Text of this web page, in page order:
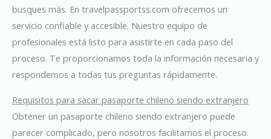
busques más. En travelpassportss.com ofrecemos un
servicio confiable y accesible. Nuestro equipo de
profesionales está listo para asistirte en cada paso del
proceso. Te proporcionamos toda la información necesaria y
respondemos a todas tus preguntas rápidamente.
Requisitos para sacar pasaporte chileno siendo extranjero
Obtener un pasaporte chileno siendo extranjero puede
parecer complicado, pero nosotros facilitamos el proceso.